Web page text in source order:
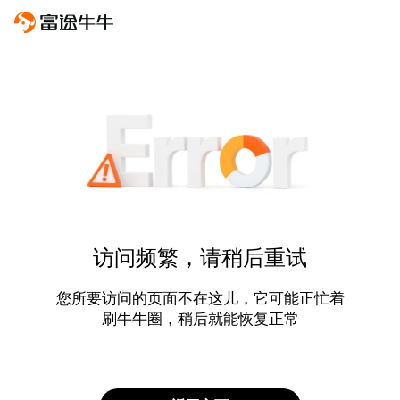
访问频繁，请稍后重试
您所要访问的页面不在这儿，它可能正忙着
刷牛牛圈，稍后就能恢复正常